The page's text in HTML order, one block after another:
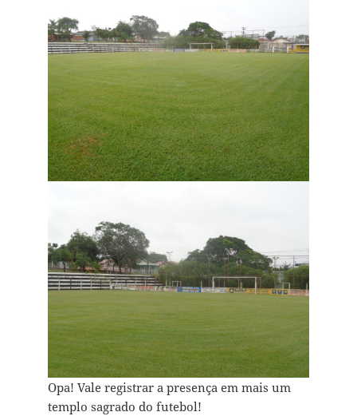
Opa! Vale registrar a presença em mais um
templo sagrado do futebol!